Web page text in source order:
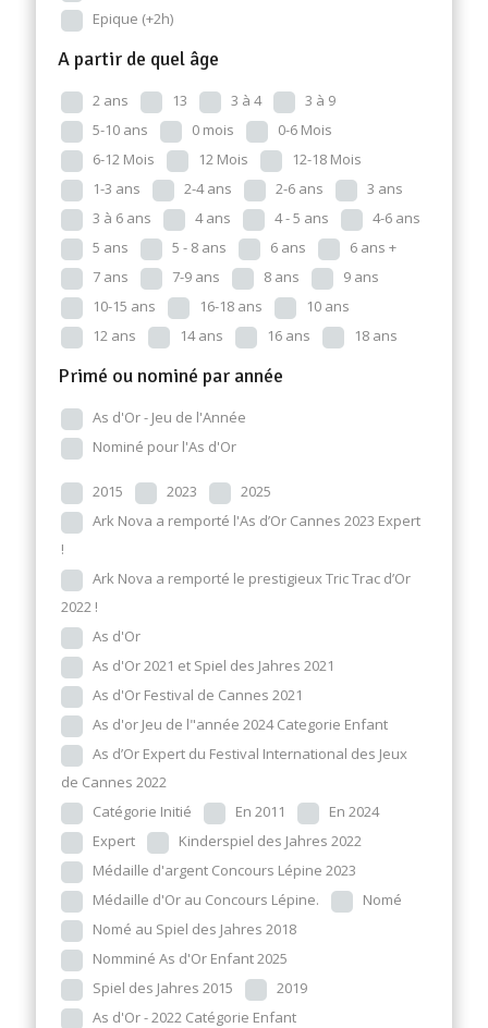
Epique (+2h)
A partir de quel âge
2 ans 13 3 à 4
3 à 9
5-10 ans
0 mois
0-6 Mois
6-12 Mois
12 Mois
12-18 Mois
1-3 ans
2-4 ans 2-6 ans
3 ans
3 à 6 ans
4 ans 4 - 5 ans
4-6 ans
5 ans
5 - 8 ans 6 ans
6 ans +
7 ans
7-9 ans 8 ans
9 ans
10-15 ans
16-18 ans
10 ans
12 ans
14 ans 16 ans 18 ans
Primé ou nominé par année
As d'Or - Jeu de l'Année
Nominé pour l'As d'Or
2015 2023
2025
Ark Nova a remporté l'As d’Or Cannes 2023 Expert
!
Ark Nova a remporté le prestigieux Tric Trac d’Or
2022 !
As d'Or
As d'Or 2021 et Spiel des Jahres 2021
As d'Or Festival de Cannes 2021
As d'or Jeu de l"année 2024 Categorie Enfant
As d’Or Expert du Festival International des Jeux
de Cannes 2022
Catégorie Initié
En 2011
En 2024
Expert
Kinderspiel des Jahres 2022
Médaille d'argent Concours Lépine 2023
Médaille d'Or au Concours Lépine.
Nomé
Nomé au Spiel des Jahres 2018
Nomminé As d'Or Enfant 2025
Spiel des Jahres 2015
2019
As d'Or - 2022 Catégorie Enfant